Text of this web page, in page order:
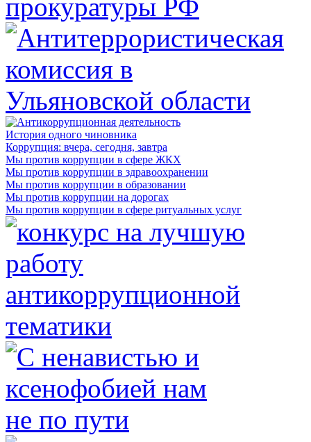
История одного чиновника
Коррупция: вчера, сегодня, завтра
Мы против коррупции в сфере ЖКХ
Мы против коррупции в здравоохранении
Мы против коррупции в образовании
Мы против коррупции на дорогах
Мы против коррупции в сфере ритуальных услуг